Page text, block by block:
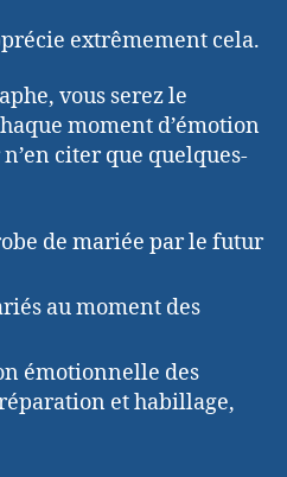
extrêmement cela.
vous serez le
moment d’émotion
citer que quelques-
de mariée par le futur
au moment des
émotionnelle des
et habillage,